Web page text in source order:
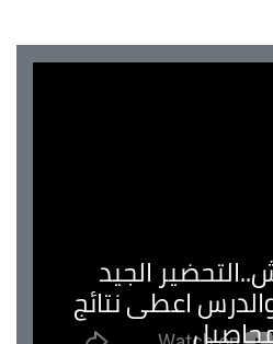
الجيد
اعطى نتائج